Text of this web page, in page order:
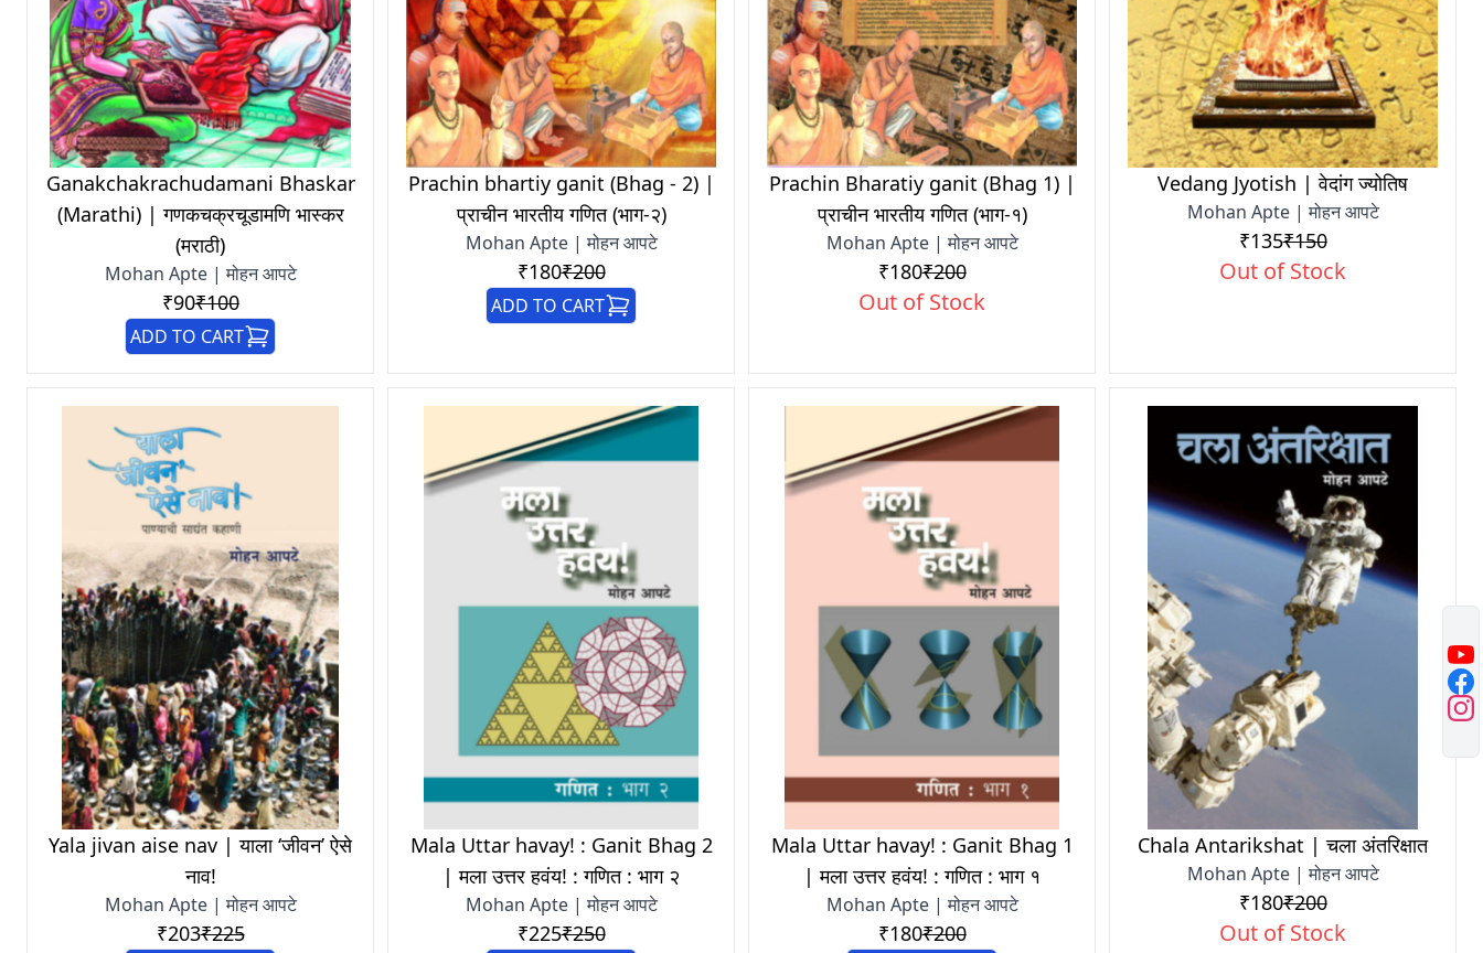
Ganakchakrachudamani Bhaskar
(Marathi) | गणकचक्रचूडामणि भास्कर
(मराठी)
Mohan Apte | मोहन आपटे
₹90₹100
ADD TO CART
Prachin bhartiy ganit (Bhag - 2) |
प्राचीन भारतीय गणित (भाग-२)
Mohan Apte | मोहन आपटे
₹180₹200
ADD TO CART
Prachin Bharatiy ganit (Bhag 1) |
प्राचीन भारतीय गणित (भाग-१)
Mohan Apte | मोहन आपटे
₹180₹200
Out of Stock
Vedang Jyotish | वेदांग ज्योतिष
Mohan Apte | मोहन आपटे
₹135₹150
Out of Stock
Yala jivan aise nav | याला ‘जीवन’ ऐसे
नाव!
Mohan Apte | मोहन आपटे
₹203₹225
Mala Uttar havay! : Ganit Bhag 2
| मला उत्तर हवंय! : गणित : भाग २
Mohan Apte | मोहन आपटे
₹225₹250
Mala Uttar havay! : Ganit Bhag 1
| मला उत्तर हवंय! : गणित : भाग १
Mohan Apte | मोहन आपटे
₹180₹200
Chala Antarikshat | चला अंतरिक्षात
Mohan Apte | मोहन आपटे
₹180₹200
Out of Stock